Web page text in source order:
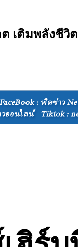
เติมพลังชีวิต